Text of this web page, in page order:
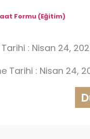
Formu (Eğitim)
: Nisan 24,
Tarihi : Nisan 24,